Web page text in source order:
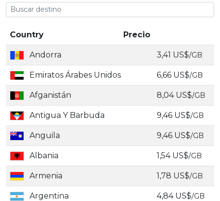
Country Precio
Andorra 3,41 US$/GB
Emiratos Árabes Unidos 6,66 US$/GB
Afganistán 8,04 US$/GB
Antigua Y Barbuda 9,46 US$/GB
Anguila 9,46 US$/GB
Albania 1,54 US$/GB
Armenia 1,78 US$/GB
Argentina 4,84 US$/GB